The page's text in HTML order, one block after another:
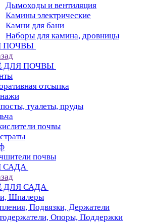
Дымоходы и вентиляция
Камины электрические
Камни для бани
Наборы для камина, дровницы
ПОЧВЫ
ДЛЯ ПОЧВЫ
отсыпка
туалеты, пруды
почвы
почвы
САДА
ДЛЯ САДА
Шпалеры
Подвязки, Держатели
Опоры, Поддержки